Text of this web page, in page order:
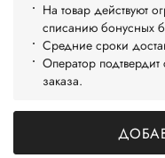
На товар действуют
списанию бонусных
Средние сроки
Оператор
заказа.